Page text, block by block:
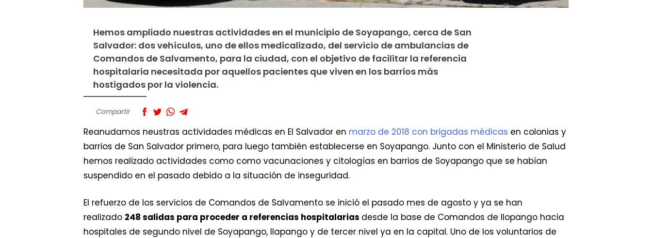
Hemos ampliado nuestras actividades en el municipio de Soyapango, cerca de San
Salvador: dos vehículos, uno de ellos medicalizado, del servicio de ambulancias de
Comandos de Salvamento, para la ciudad, con el objetivo de facilitar la referencia
hospitalaria necesitada por aquellos pacientes que viven en los barrios más
hostigados por la violencia.
Compartir
Reanudamos neustras actividades médicas en El Salvador en marzo de 2018 con brigadas médicas en colonias y
barrios de San Salvador primero, para luego también establecerse en Soyapango. Junto con el Ministerio de Salud
hemos realizado actividades como como vacunaciones y citologías en barrios de Soyapango que se habían
suspendido en el pasado debido a la situación de inseguridad.
El refuerzo de los servicios de Comandos de Salvamento se inició el pasado mes de agosto y ya se han
realizado 248 salidas para proceder a referencias hospitalarias desde la base de Comandos de Ilopango hacia
hospitales de segundo nivel de Soyapango, Ilapango y de tercer nivel ya en la capital. Uno de los voluntarios de